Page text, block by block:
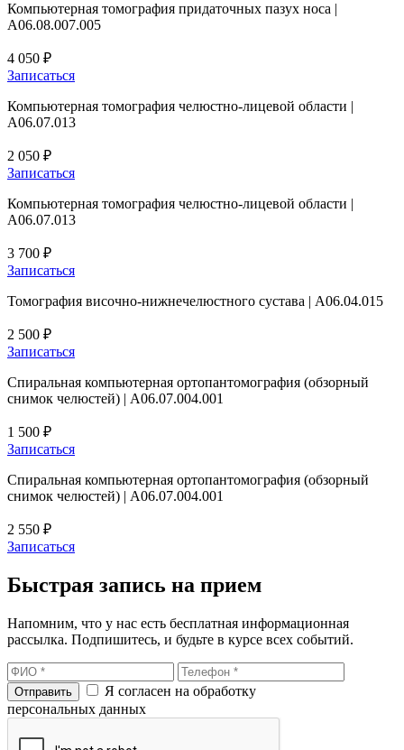
Компьютерная томография придаточных пазух носа |
A06.08.007.005
4 050 ₽
Записаться
Компьютерная томография челюстно-лицевой области |
A06.07.013
2 050 ₽
Записаться
Компьютерная томография челюстно-лицевой области |
A06.07.013
3 700 ₽
Записаться
Томография височно-нижнечелюстного сустава | A06.04.015
2 500 ₽
Записаться
Спиральная компьютерная ортопантомография (обзорный
снимок челюстей) | A06.07.004.001
1 500 ₽
Записаться
Спиральная компьютерная ортопантомография (обзорный
снимок челюстей) | A06.07.004.001
2 550 ₽
Записаться
Быстрая запись на прием
Напомним, что у нас есть бесплатная информационная
рассылка. Подпишитесь, и будьте в курсе всех событий.
Я согласен на обработку
персональных данных